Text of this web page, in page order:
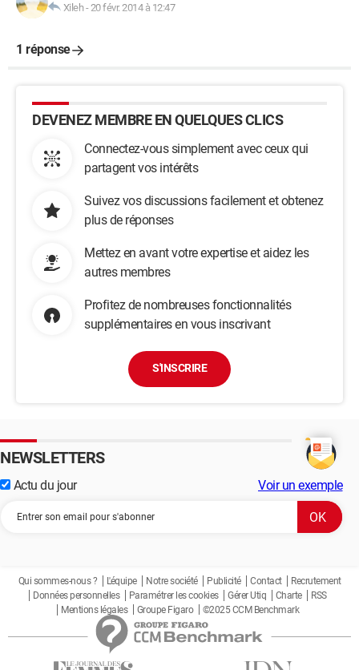
Xileh-20 févr. 2014 à 12:47
1 réponse
DEVENEZ MEMBRE EN QUELQUES CLICS
Connectez-vous simplement avec ceux qui
partagent vos intérêts
Suivez vos discussions facilement et obtenez
plus de réponses
Mettez en avant votre expertise et aidez les
autres membres
Profitez de nombreuses fonctionnalités
supplémentaires en vous inscrivant
S'INSCRIRE
NEWSLETTERS
Actu du jour Voir un exemple
Qui sommes-nous ? L'équipe Notre société Publicité Contact
Recrutement
Données personnelles
Paramétrer les cookies Gérer Utiq Charte
RSS
Mentions légales
Groupe Figaro ©2025 CCM Benchmark